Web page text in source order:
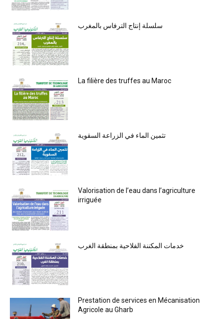
سلسلة إنتاج الترفاس بالمغرب
La filière des truffes au Maroc
تثمين الماء في الزراعة السقوية
Valorisation de l’eau dans l’agriculture
irriguée
خدمات المكننة الفلاحية بمنطقة الغرب
Prestation de services en Mécanisation
Agricole au Gharb